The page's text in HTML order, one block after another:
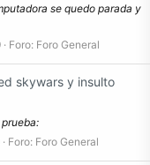
se quedo parada y
Foro: Foro General
skywars y insulto
Foro: Foro General